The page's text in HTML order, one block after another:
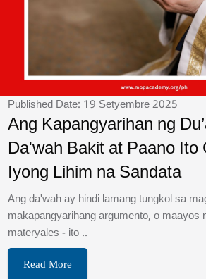
Published Date: 19 Setyembre 2025
Ang Kapangyarihan ng
Da'wah Bakit at Paano Ito
Iyong Lihim na Sandata
Ang da'wah ay hindi lamang tungkol sa
makapangyarihang argumento, o maayos
materyales - ito ..
Read More